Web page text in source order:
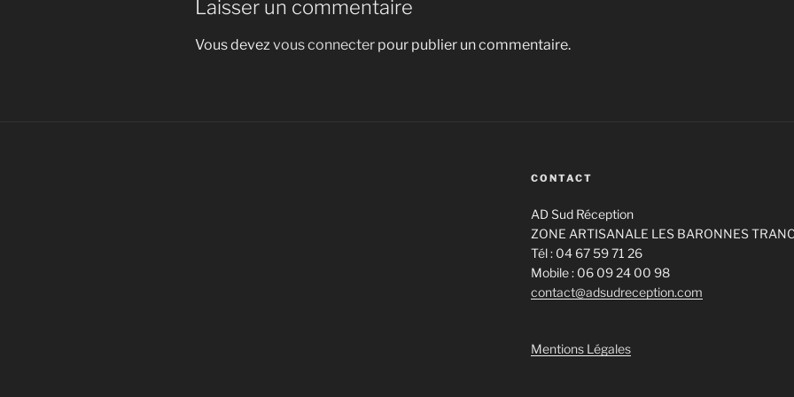
Laisser un commentaire
Vous devezvous connecter pour publier un commentaire.
CONTACT
AD Sud Réception
ZONE ARTISANALE LES BARONNES
Tél : 04 67 59 71 26
Mobile : 06 09 24 00 98
contact@adsudreception.com
Mentions Légales